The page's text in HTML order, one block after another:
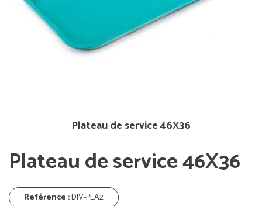
Plateau de service 46X36
Plateau de service 46X36
Reférence :DIV-PLA2